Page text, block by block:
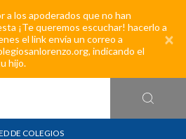
a los apoderados que no han
¡Te queremos escuchar! hacerlo a
el link envía un correo a
indicando el
hijo.
×
DE COLEGIOS